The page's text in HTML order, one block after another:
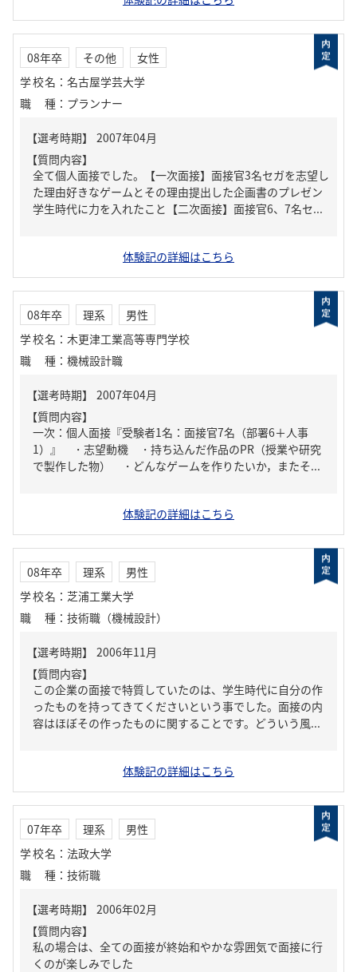
08年卒 その他
女性
学校名 ： 名古屋学芸大学
職種 ： プランナー
【質問内容】
全て個人面接でした。【一次面接】面接官3名セガを志望し
た理由好きなゲームとその理由提出した企画書のプレゼン
学生時代に力を入れたこと【二次面接】面接官6、7名セ...
体験記の詳細はこちら
08年卒 理系
男性
学校名 ： 木更津工業高等専門学校
職種 ： 機械設計職
【質問内容】
一次：個人面接『受験者1名：面接官7名（部署6＋人事
1）』 ・志望動機 ・持ち込んだ作品のPR（授業や研究
で製作した物） ・どんなゲームを作りたいか，またそ...
体験記の詳細はこちら
08年卒 理系
男性
学校名 ： 芝浦工業大学
職種 ： 技術職（機械設計）
【質問内容】
この企業の面接で特質していたのは、学生時代に自分の作
ったものを持ってきてくださいという事でした。面接の内
容はほぼその作ったものに関することです。どういう風...
体験記の詳細はこちら
07年卒 理系
男性
学校名 ： 法政大学
職種 ： 技術職
【質問内容】
私の場合は、全ての面接が終始和やかな雰囲気で面接に行
くのが楽しみでした